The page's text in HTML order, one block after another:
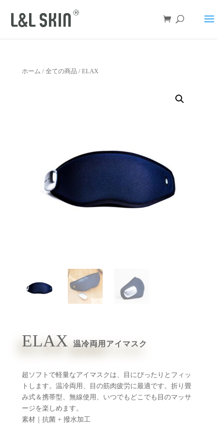
ホーム / 全ての商品 / ELAX
ELAX 温冷両用アイマスク
超ソフトで軽量なアイマスクは、目にぴったりとフィッ
トします。温冷両用、目の筋肉疲労に最適です。折り畳
み式＆携帯型、無線使用、いつでもどこでも目のマッサ
ージを楽しめます。
素材｜ 抗菌 + 撥水加工